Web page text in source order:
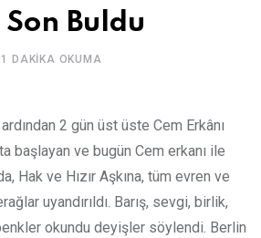
Buldu
1 DAKIKA OKUMA
2 gün üst üste Cem Erkânı
başlayan ve bugün Cem erkanı ile
Hak ve Hızır Aşkına, tüm evren ve
uyandırıldı. Barış, sevgi, birlik,
okundu deyişler söylendi. Berlin